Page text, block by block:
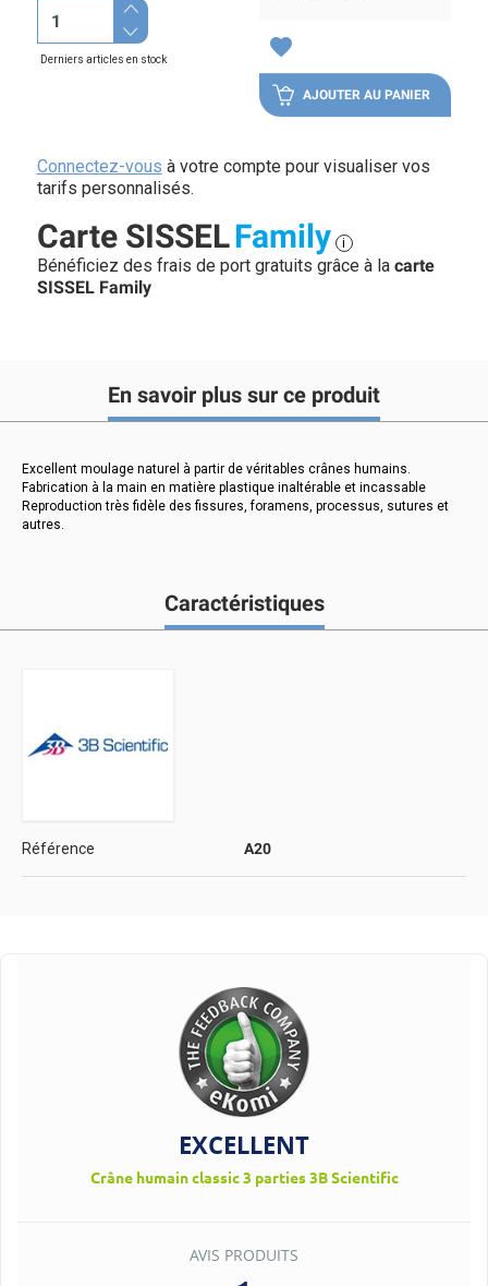
Derniers articles en stock favorite
AJOUTER AU PANIER
Connectez-vous à votre compte pour visualiser vos
tarifs personnalisés.
Carte SISSELFamily i
Bénéficiez des frais de port gratuits grâce à la carte
SISSEL Family
En savoir plus sur ce produit
Excellent moulage naturel à partir de véritables crânes humains.
Fabrication à la main en matière plastique inaltérable et incassable
Reproduction très fidèle des fissures, foramens, processus, sutures et
autres.
Caractéristiques
Référence A20
EXCELLENT
Crâne humain classic 3 parties 3B Scientific
AVIS PRODUITS